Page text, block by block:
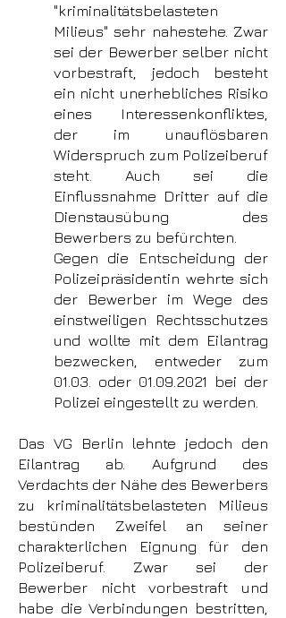
"kriminalitätsbelasteten
Milieus" sehr nahestehe. Zwar
sei der Bewerber selber nicht
vorbestraft, jedoch besteht
ein nicht unerhebliches Risiko
eines Interessenkonfliktes,
der im unauflösbaren
Widerspruch zum Polizeiberuf
steht. Auch sei die
Einflussnahme Dritter auf die
Dienstausübung des
Bewerbers zu befürchten.
Gegen die Entscheidung der
Polizeipräsidentin wehrte sich
der Bewerber im Wege des
einstweiligen Rechtsschutzes
und wollte mit dem Eilantrag
bezwecken, entweder zum
01.03. oder 01.09.2021 bei der
Polizei eingestellt zu werden.
Das VG Berlin lehnte jedoch den
Eilantrag ab. Aufgrund des
Verdachts der Nähe des Bewerbers
zu kriminalitätsbelasteten Milieus
bestünden Zweifel an seiner
charakterlichen Eignung für den
Polizeiberuf. Zwar sei der
Bewerber nicht vorbestraft und
habe die Verbindungen bestritten,